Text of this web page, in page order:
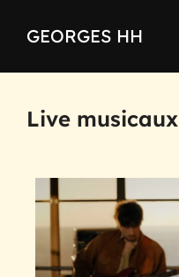
GEORGES HH
Live musicaux